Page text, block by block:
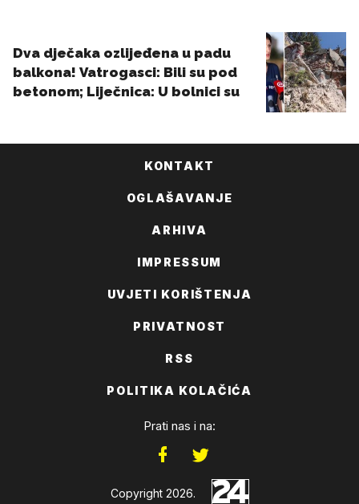
KONTAKT
OGLAŠAVANJE
ARHIVA
IMPRESSUM
UVJETI KORIŠTENJA
PRIVATNOST
RSS
POLITIKA KOLAČIĆA
Prati nas i na:
Copyright 2026.